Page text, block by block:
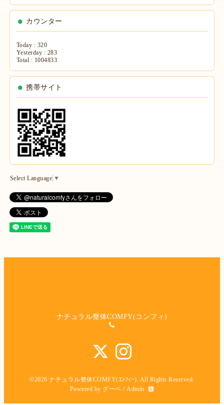
カウンター
Today : 320
Yesterday : 283
Total : 1004833
携帯サイト
Select Language ▼
ナチュラル整体COMFY(コンフィ)
©2026ナチュラル整体COMFY(ｺﾝﾌｨｰ) . All Rights Reserved.
Powered by グーペ / Admin